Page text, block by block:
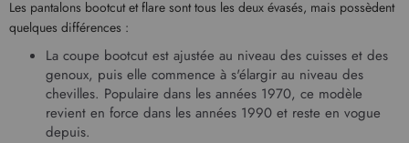
Les pantalons bootcut et flare sont tous les deux évasés, mais possèdent
quelques différences :
La coupe bootcut est ajustée au niveau des cuisses et des
genoux, puis elle commence à s'élargir au niveau des
chevilles. Populaire dans les années 1970, ce modèle
revient en force dans les années 1990 et reste en vogue
depuis.